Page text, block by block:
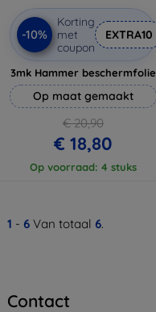
-10%
Korting
met
coupon
EXTRA10
3mk Hammer beschermfolie
Op maat gemaakt
€ 20,90
€ 18,80
Op voorraad: 4 stuks
1 - 6 Van totaal 6.
Contact